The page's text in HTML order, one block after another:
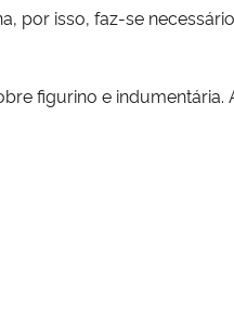
por isso, faz-se
figurino e